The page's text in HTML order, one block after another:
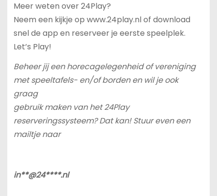
Meer weten over 24Play?
Neem een kijkje op www.24play.nl of download
snel de app en reserveer je eerste speelplek.
Let’s Play!
Beheer jij een horecagelegenheid of vereniging
met speeltafels- en/of borden en wil je ook
graag
gebruik maken van het 24Play
reserveringssysteem? Dat kan! Stuur even een
mailtje naar
in**@24****.nl